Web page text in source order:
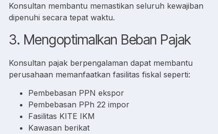
Konsultan membantu memastikan seluruh kewajiban
dipenuhi secara tepat waktu.
3. Mengoptimalkan Beban Pajak
Konsultan pajak berpengalaman dapat membantu
perusahaan memanfaatkan fasilitas fiskal seperti:
Pembebasan PPN ekspor
Pembebasan PPh 22 impor
Fasilitas KITE IKM
Kawasan berikat